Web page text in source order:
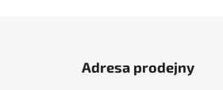
Adresa prodejny